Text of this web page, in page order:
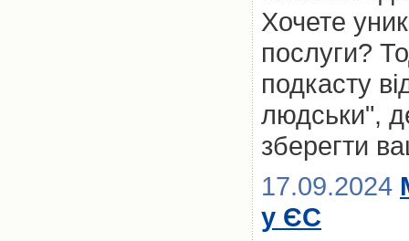
Хочете
послуги?
подкасту
людськи",
зберегти
17.09.2024
у ЄС